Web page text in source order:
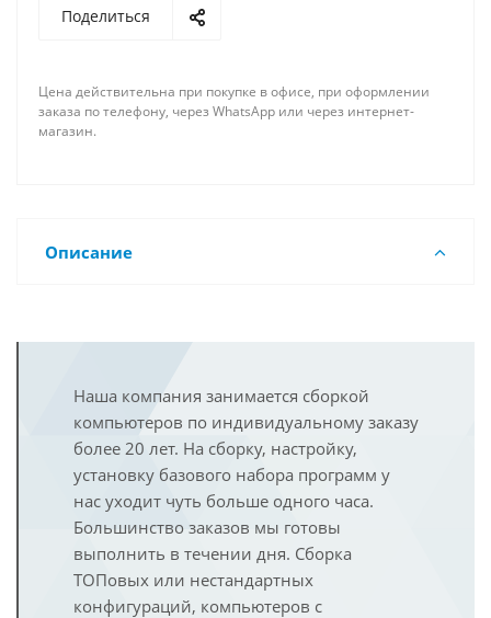
Поделиться
Цена действительна при покупке в офисе, при оформлении
заказа по телефону, через WhatsApp или через интернет-
магазин.
Описание
Наша компания занимается сборкой
компьютеров по индивидуальному заказу
более 20 лет. На сборку, настройку,
установку базового набора программ у
нас уходит чуть больше одного часа.
Большинство заказов мы готовы
выполнить в течении дня. Сборка
ТОПовых или нестандартных
конфигураций, компьютеров с